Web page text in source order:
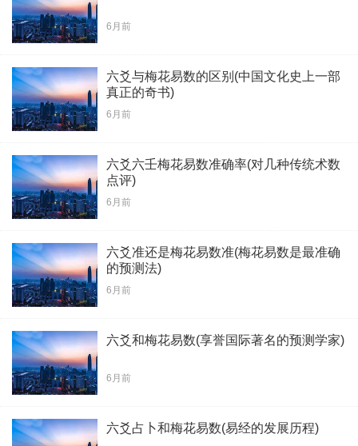
6月前
六爻与梅花易数的区别(中国文化史上一部
真正的奇书)
6月前
六爻六壬梅花易数准确率(对几种传统术数
点评)
6月前
六爻准还是梅花易数准(梅花易数是最准确
的预测法)
6月前
六爻和梅花易数(享誉国际著名的预测学家)
6月前
六爻占卜和梅花易数(易经的发展历程)